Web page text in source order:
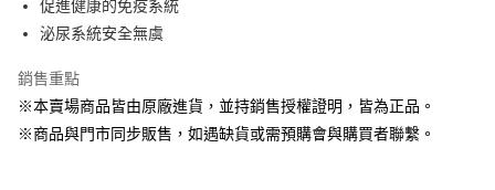
運送方式
【全家】取貨付款1500免運
每筆NT$80，滿NT$1,500(含以上)免運費
【全家】取貨1500免運
促進健康的免疫系統
泌尿系統安全無虞
銷售重點
※本賣場商品皆由原廠進貨，並持銷售授權證明，皆為正品。
※商品與門市同步販售，如遇缺貨或需預購會與購買者聯繫。